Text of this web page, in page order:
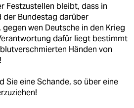
Festzustellen bleibt, dass in
der Bundestag darüber
wen Deutsche in den Krieg
dafür liegt bestimmt
Händen von
Sie eine Schande, so über eine